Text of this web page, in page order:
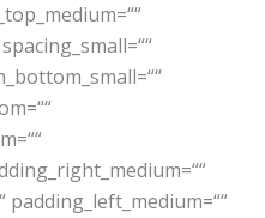
padding_left_medium=““